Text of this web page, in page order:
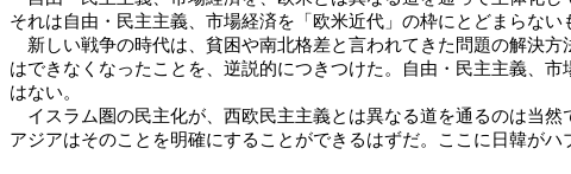
それは自由・民主主義、市場経済を「欧米近代」の枠にとどまらない
新しい戦争の時代は、貧困や南北格差と言われてきた問題の解決
はできなくなったことを、逆説的につきつけた。自由・民主主義、
はない。
イスラム圏の民主化が、西欧民主主義とは異なる道を通るのは当
アジアはそのことを明確にすることができるはずだ。ここに日韓が